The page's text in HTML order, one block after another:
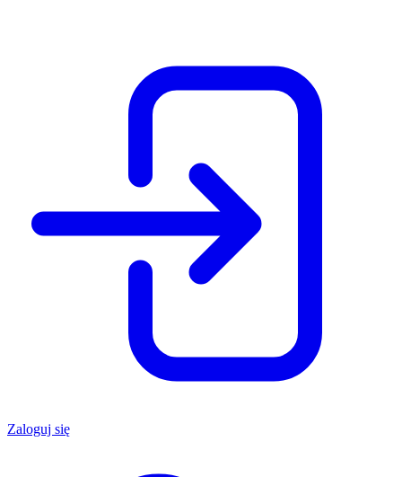
Zaloguj się